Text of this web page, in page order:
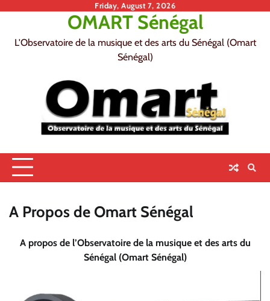
Friday, August 7, 2026
OMART Sénégal
L'Observatoire de la musique et des arts du Sénégal (Omart
Sénégal)
A Propos de Omart Sénégal
A propos de l’Observatoire de la musique et des arts du
Sénégal (Omart Sénégal)